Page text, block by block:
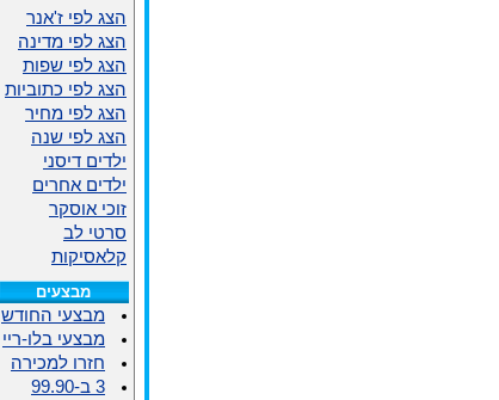
הצג לפי ז'אנר
הצג לפי מדינה
הצג לפי שפות
הצג לפי כתוביות
הצג לפי מחיר
הצג לפי שנה
ילדים דיסני
ילדים אחרים
זוכי אוסקר
סרטי לב
קלאסיקות
מבצעים
מבצעי החודש
מבצעי בלו-ריי
חזרו למכירה
3 ב-99.90